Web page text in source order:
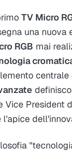
TV Micro
una nuova
RGB mai
centrale
Vice President